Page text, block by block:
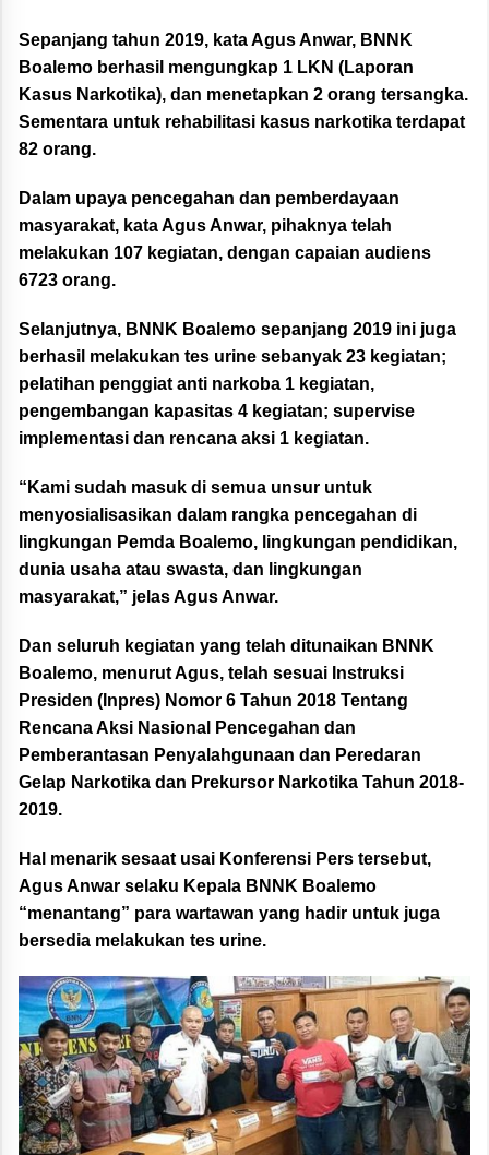
Sepanjang tahun 2019, kata Agus Anwar, BNNK
Boalemo berhasil mengungkap 1 LKN (Laporan
Kasus Narkotika), dan menetapkan 2 orang tersangka.
Sementara untuk rehabilitasi kasus narkotika terdapat
82 orang.
Dalam upaya pencegahan dan pemberdayaan
masyarakat, kata Agus Anwar, pihaknya telah
melakukan 107 kegiatan, dengan capaian audiens
6723 orang.
Selanjutnya, BNNK Boalemo sepanjang 2019 ini juga
berhasil melakukan tes urine sebanyak 23 kegiatan;
pelatihan penggiat anti narkoba 1 kegiatan,
pengembangan kapasitas 4 kegiatan; supervise
implementasi dan rencana aksi 1 kegiatan.
“Kami sudah masuk di semua unsur untuk
menyosialisasikan dalam rangka pencegahan di
lingkungan Pemda Boalemo, lingkungan pendidikan,
dunia usaha atau swasta, dan lingkungan
masyarakat,” jelas Agus Anwar.
Dan seluruh kegiatan yang telah ditunaikan BNNK
Boalemo, menurut Agus, telah sesuai Instruksi
Presiden (Inpres) Nomor 6 Tahun 2018 Tentang
Rencana Aksi Nasional Pencegahan dan
Pemberantasan Penyalahgunaan dan Peredaran
Gelap Narkotika dan Prekursor Narkotika Tahun 2018-
2019.
Hal menarik sesaat usai Konferensi Pers tersebut,
Agus Anwar selaku Kepala BNNK Boalemo
“menantang” para wartawan yang hadir untuk juga
bersedia melakukan tes urine.